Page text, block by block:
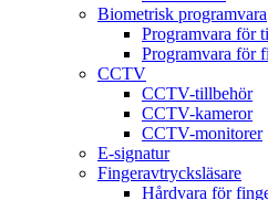
Biometrisk programvara
Programvara för
Programvara för
CCTV
CCTV-tillbehör
CCTV-kameror
CCTV-monitorer
E-signatur
Fingeravtrycksläsare
Hårdvara för